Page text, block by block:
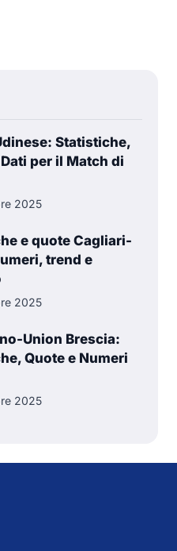
Statistiche,
per il Match di
2025
e quote Cagliari-
trend e
2025
Union Brescia:
Quote e Numeri
2025